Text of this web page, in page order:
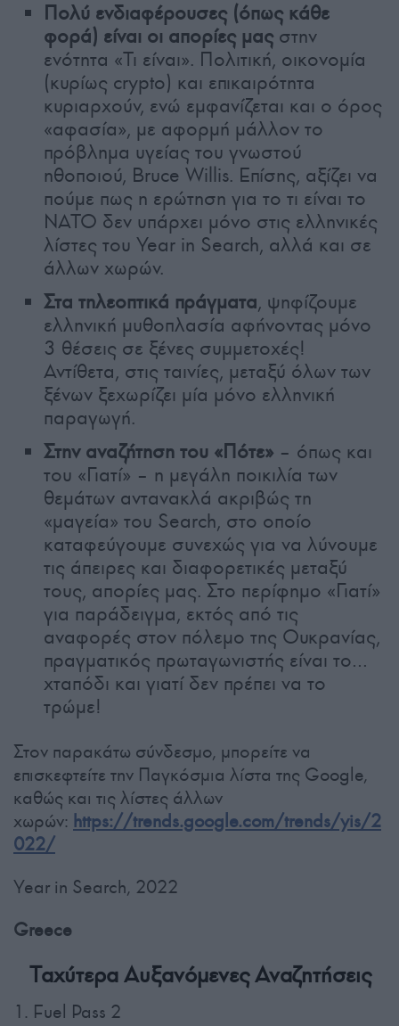
Πολύ ενδιαφέρουσες (όπως κάθε
φορά) είναι οι απορίες μας στην
ενότητα «Τι είναι». Πολιτική, οικονομία
(κυρίως crypto) και επικαιρότητα
κυριαρχούν, ενώ εμφανίζεται και ο όρος
«αφασία», με αφορμή μάλλον το
πρόβλημα υγείας του γνωστού
ηθοποιού, Bruce Willis. Επίσης, αξίζει να
πούμε πως η ερώτηση για το τι είναι το
ΝΑΤΟ δεν υπάρχει μόνο στις ελληνικές
λίστες του Year in Search, αλλά και σε
άλλων χωρών.
Στα τηλεοπτικά πράγματα, ψηφίζουμε
ελληνική μυθοπλασία αφήνοντας μόνο
3 θέσεις σε ξένες συμμετοχές!
Αντίθετα, στις ταινίες, μεταξύ όλων των
ξένων ξεχωρίζει μία μόνο ελληνική
παραγωγή.
Στην αναζήτηση του «Πότε» – όπως και
του «Γιατί» – η μεγάλη ποικιλία των
θεμάτων αντανακλά ακριβώς τη
«μαγεία» του Search, στο οποίο
καταφεύγουμε συνεχώς για να λύνουμε
τις άπειρες και διαφορετικές μεταξύ
τους, απορίες μας. Στο περίφημο «Γιατί»
για παράδειγμα, εκτός από τις
αναφορές στον πόλεμο της Ουκρανίας,
πραγματικός πρωταγωνιστής είναι το…
χταπόδι και γιατί δεν πρέπει να το
τρώμε!
Στον παρακάτω σύνδεσμο, μπορείτε να
επισκεφτείτε την Παγκόσμια λίστα της Google,
καθώς και τις λίστες άλλων
χωρών: https://trends.google.com/trends/yis/2
022/
Year in Search, 2022
Greece
Ταχύτερα Αυξανόμενες Αναζητήσεις
1. Fuel Pass 2